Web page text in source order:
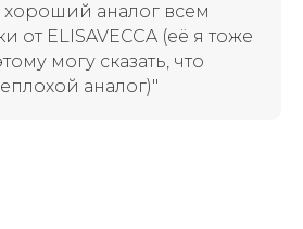
хороший аналог всем
от ELISAVECCA (её я тоже
могу сказать, что
аналог)"